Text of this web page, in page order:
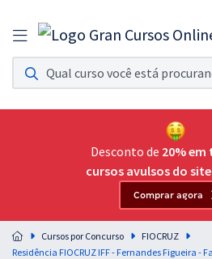
Assinatura Ilimitada 11
Acesso a todos os cursos. Teste grátis por 7 dias!
Assinatura OAB Até Passar
Acesso ilimitado a toda preparação para o
Residências Multiprofissionais
Preparação completa e intensiva para as
residências em saúde do Brasil
Desconto de 20%
cursos avulsos do site
Comprar agora
Cursos por Concurso
FIOCRUZ
Residência FIOCRUZ IFF - Fernandes Figueira -